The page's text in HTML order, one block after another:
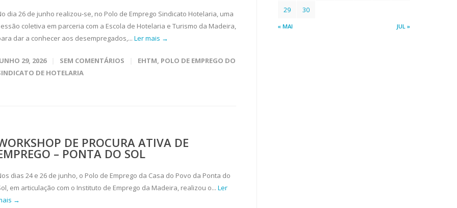
dia 26 de junho realizou-se, no Polo de Emprego Sindicato Hotelaria, uma
coletiva em parceria com a Escola de Hotelaria e Turismo da Madeira,
dar a conhecer aos desempregados,... Ler mais →
29, 2026 SEM COMENTÁRIOS EHTM, POLO DE EMPREGO DO
DE HOTELARIA
DE PROCURA ATIVA DE
– PONTA DO SOL
dias 24 e 26 de junho, o Polo de Emprego da Casa do Povo da Ponta do
em articulação com o Instituto de Emprego da Madeira, realizou o... Ler
→
« MAI JUL »
29
30